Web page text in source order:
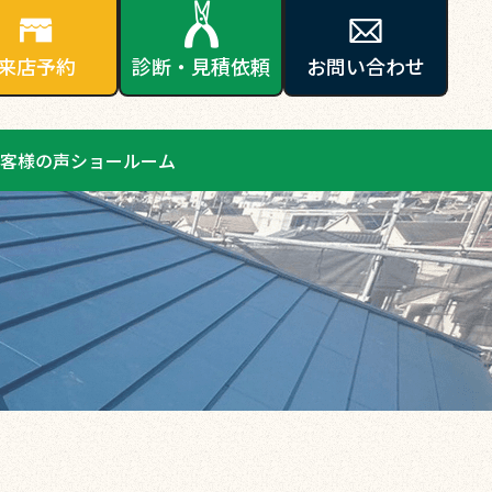
店予約 診断・見積依頼 お問い合わせ
様の声ショールーム